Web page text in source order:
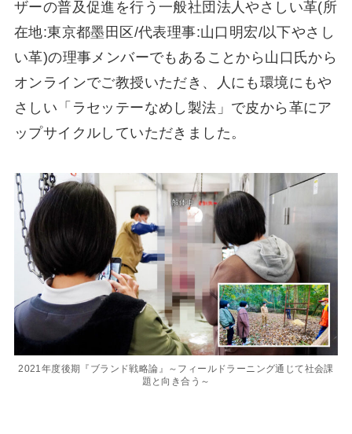
ザーの普及促進を⾏う⼀般社団法⼈やさしい⾰(所
在地:東京都墨⽥区/代表理事:⼭⼝明宏/以下やさし
い⾰)の理事メンバーでもあることから⼭⼝⽒から
オンラインでご教授いただき、⼈にも環境にもや
さしい「ラセッテーなめし製法」で⽪から⾰にア
ップサイクルしていただきました。
2021年度後期『ブランド戦略論』～フィールドラーニング通じて社会課
題と向き合う～